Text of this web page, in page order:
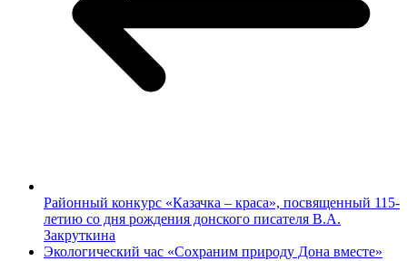
Районный конкурс «Казачка – краса», посвященный 115-
летию со дня рождения донского писателя В.А.
Закруткина
Экологический час «Сохраним природу Дона вместе»